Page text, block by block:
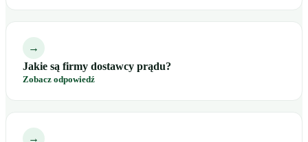
→
Jakie są firmy dostawcy prądu?
Zobacz odpowiedź
→